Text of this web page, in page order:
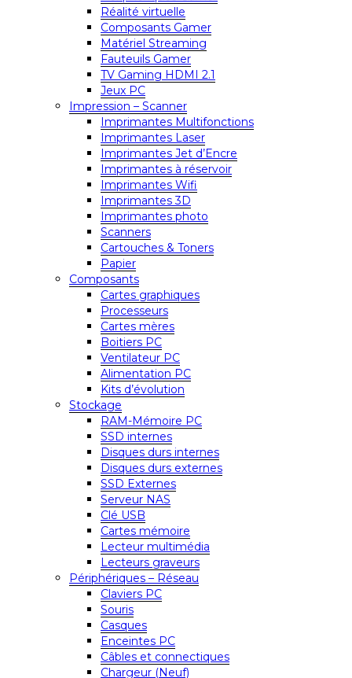
Réalité virtuelle
Composants Gamer
Matériel Streaming
Fauteuils Gamer
TV Gaming HDMI 2.1
Jeux PC
Impression – Scanner
Imprimantes Multifonctions
Imprimantes Laser
Imprimantes Jet d’Encre
Imprimantes à réservoir
Imprimantes Wifi
Imprimantes 3D
Imprimantes photo
Scanners
Cartouches & Toners
Papier
Composants
Cartes graphiques
Processeurs
Cartes mères
Boitiers PC
Ventilateur PC
Alimentation PC
Kits d’évolution
Stockage
RAM-Mémoire PC
SSD internes
Disques durs internes
Disques durs externes
SSD Externes
Serveur NAS
Clé USB
Cartes mémoire
Lecteur multimédia
Lecteurs graveurs
Périphériques – Réseau
Claviers PC
Souris
Casques
Enceintes PC
Câbles et connectiques
Chargeur (Neuf)